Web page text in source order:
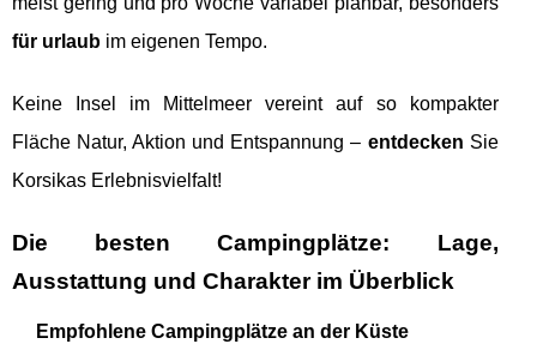
für urlaub im eigenen Tempo.
Keine Insel im Mittelmeer vereint auf so kompakter
Fläche Natur, Aktion und Entspannung – entdecken Sie
Korsikas Erlebnisvielfalt!
Die besten Campingplätze: Lage,
Ausstattung und Charakter im Überblick
Empfohlene Campingplätze an der Küste